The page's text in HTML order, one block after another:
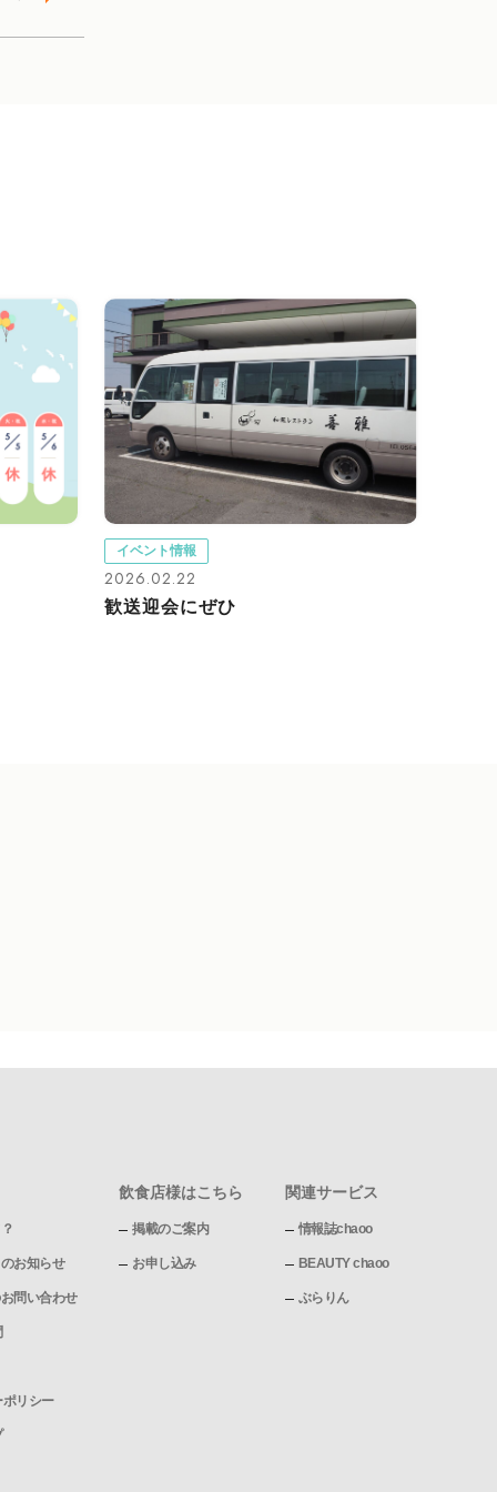
イベント情報
2026.02.22
歓送迎会にぜひ
お知らせ
問い合わせ
リシー
飲食店様はこちら
掲載のご案内
お申し込み
関連サービス
情報誌chaoo
BEAUTY chaoo
ぶらりん